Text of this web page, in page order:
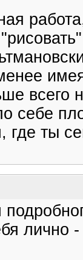
всего
себе
где ты
лично